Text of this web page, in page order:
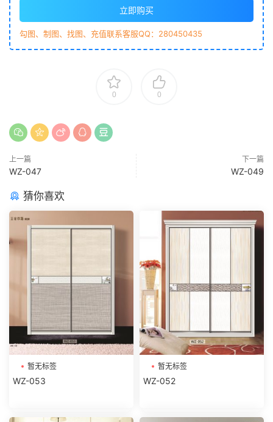
立即购买
勾图、制图、找图、充值联系客服QQ：280450435
0 0
上一篇
WZ-047
下一篇
WZ-049
猜你喜欢
暂无标签
WZ-053
暂无标签
WZ-052